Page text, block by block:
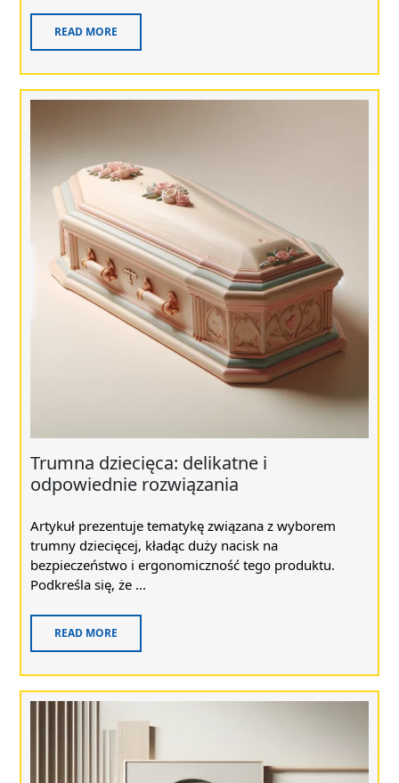
READ MORE
Trumna dziecięca: delikatne i
odpowiednie rozwiązania
Artykuł prezentuje tematykę związana z wyborem
trumny dziecięcej, kładąc duży nacisk na
bezpieczeństwo i ergonomiczność tego produktu.
Podkreśla się, że ...
READ MORE